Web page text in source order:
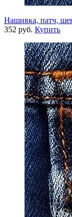
Нашивка, патч,
352 руб. Купить